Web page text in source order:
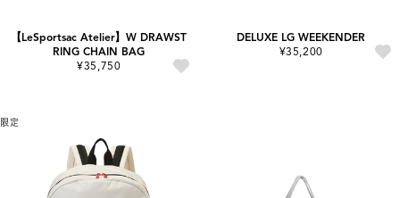
【LeSportsac Atelier】W DRAWST
RING CHAIN BAG
¥35,750
DELUXE LG WEEKENDER
¥35,200
限定